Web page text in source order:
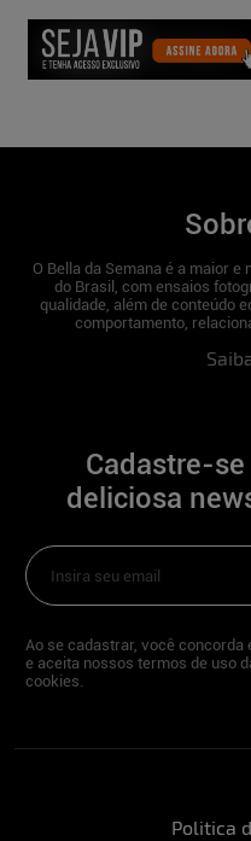
O Bella da Semana é a maior
do Brasil, com ensaios
qualidade, além de conteúdo
comportamento,
Politica
Cadastre-
deliciosa
Ao se cadastrar, você concorda
e aceita nossos termos de uso
cookies.